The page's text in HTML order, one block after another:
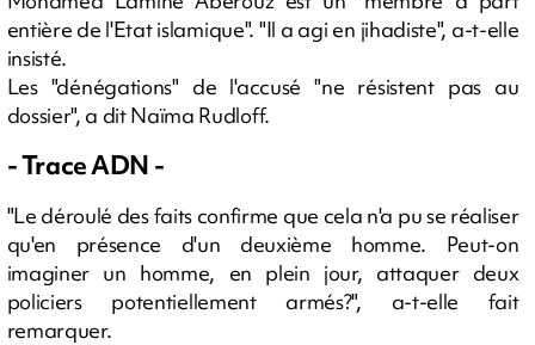
entière de l'Etat islamique". "Il a agi en jihadiste", a-t-elle
insisté.
Les "dénégations" de l'accusé "ne résistent pas au
dossier", a dit Naïma Rudloff.
- Trace ADN -
"Le déroulé des faits confirme que cela n'a pu se réaliser
qu'en présence d'un deuxième homme. Peut-on
imaginer un homme, en plein jour, attaquer deux
policiers potentiellement armés?", a-t-elle fait
remarquer.